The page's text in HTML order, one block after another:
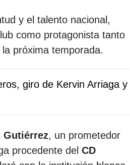
y el talento nacional,
como protagonista tanto
próxima temporada.
giro de Kervin Arriaga y
Gutiérrez, un prometedor
procedente del CD